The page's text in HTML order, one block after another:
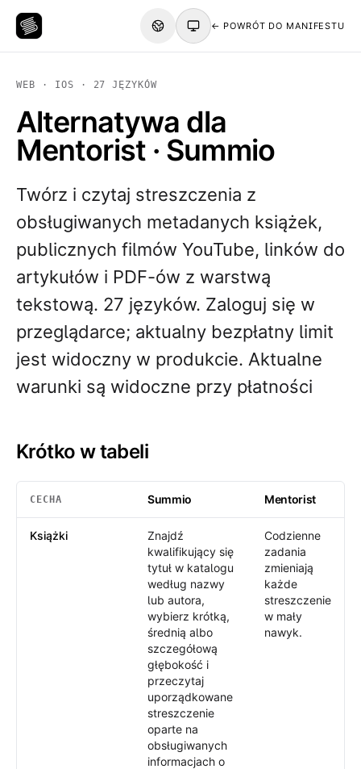
← POWRÓT DO MANIFESTU
WEB · IOS · 27 JĘZYKÓW
Alternatywa dla
Mentorist · Summio
Twórz i czytaj streszczenia z
obsługiwanych metadanych książek,
publicznych filmów YouTube, linków do
artykułów i PDF-ów z warstwą
tekstową. 27 języków. Zaloguj się w
przeglądarce; aktualny bezpłatny limit
jest widoczny w produkcie. Aktualne
warunki są widoczne przy płatności
Krótko w tabeli
CECHA Summio Mentorist
Książki
Znajdź
kwalifikujący się
tytuł w katalogu
według nazwy
lub autora,
wybierz krótką,
średnią albo
szczegółową
głębokość i
przeczytaj
uporządkowane
streszczenie
oparte na
obsługiwanych
informacjach o
Codzienne
zadania
zmieniają
każde
streszczenie
w mały
nawyk.